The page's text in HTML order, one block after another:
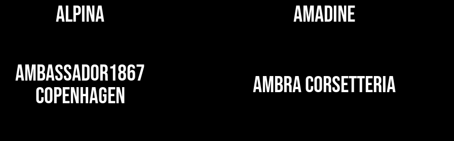
ALPINA AMADINE
AMBASSADOR1867
COPENHAGEN
AMBRA CORSETTERIA